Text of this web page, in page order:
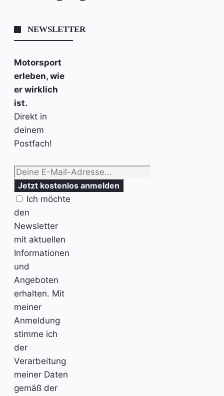
NEWSLETTER
Motorsport
erleben, wie
er wirklich
ist.
Direkt in
deinem
Postfach!
Ich möchte
den
Newsletter
mit aktuellen
Informationen
und
Angeboten
erhalten. Mit
meiner
Anmeldung
stimme ich
der
Verarbeitung
meiner Daten
gemäß der